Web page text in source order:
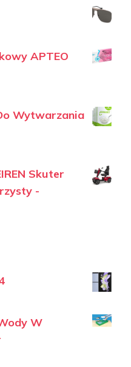
APTEO
Wytwarzania
Skuter
-
W